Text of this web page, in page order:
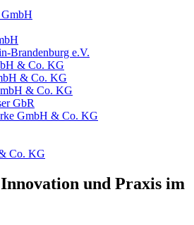
Innovation und Praxis im